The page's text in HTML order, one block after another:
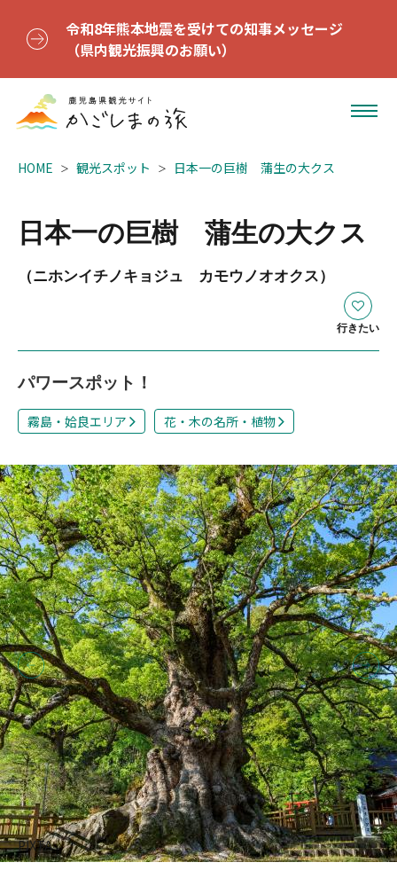
令和8年熊本地震を受けての知事メッセージ
（県内観光振興のお願い）
HOME 観光スポット 日本一の巨樹 蒲生の大クス
日本一の巨樹 蒲生の大クス
（ニホンイチノキョジュ カモウノオオクス）
行きたい
パワースポット！
霧島・姶良エリア 花・木の名所・植物
PIXTA